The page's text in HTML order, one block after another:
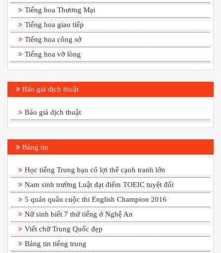
Tiếng hoa Thương Mại
Tiếng hoa giao tiếp
Tiếng hoa công sở
Tiếng hoa vỡ lòng
Báo giá dịch thuật
Báo giá dịch thuật
Bảng tin
Học tiếng Trung bạn có lợi thế cạnh tranh lớn
Nam sinh trường Luật đạt điểm TOEIC tuyệt đối
5 quán quân cuộc thi English Champion 2016
Nữ sinh biết 7 thứ tiếng ở Nghệ An
Viết chữ Trung Quốc đẹp
Bảng tin tiếng trung